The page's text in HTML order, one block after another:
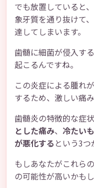
でも放置していると
象牙質を通り抜けて
達してしまいます。
歯髄に細菌が侵入す
起こるんですね。
この炎症による腫れ
するため、激しい痛
歯髄炎の特徴的な症状
とした痛み、 冷たい
が悪化する という3つ
もしあなたがこれら
の可能性が高いかも